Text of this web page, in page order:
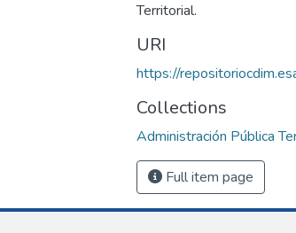
Territorial.
URI
https://
Collections
Administración Pública
Full item page